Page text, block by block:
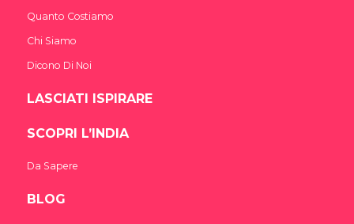
Quanto Costiamo
Chi Siamo
Dicono Di Noi
LASCIATI ISPIRARE
SCOPRI L’INDIA
Da Sapere
BLOG